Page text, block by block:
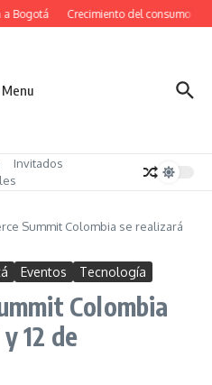
Bogotá Crecimiento del consumo de
Menu
Invitados
Summit Colombia se realizará
Eventos Tecnología
Colombia
12 de